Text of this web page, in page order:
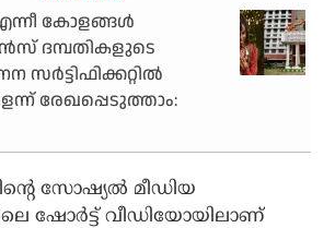
കോളങ്ങള്‍
ദമ്പതികളുടെ
സര്‍ട്ടിഫിക്കറ്റില്‍
രേഖപ്പെടുത്താം:
സോഷ്യല്‍ മീഡിയ
ഷോര്‍ട്ട് വീഡിയോയിലാണ്